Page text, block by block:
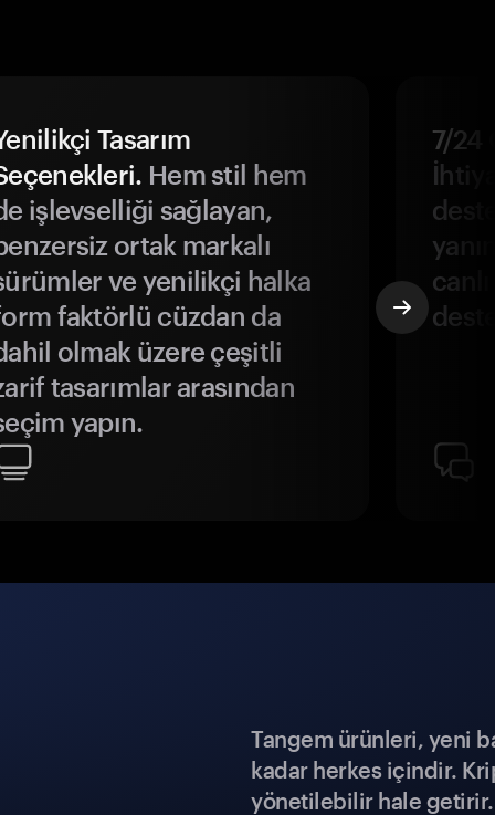
Tasarım
Hem stil hem
işlevselliği sağlayan,
ortak markalı
ve yenilikçi halka
faktörlü cüzdan da
olmak üzere çeşitli
tasarımlar arasından
yapın.
7/24
Tangem ürünleri, yeni
kadar herkes içindir.
yönetilebilir hale